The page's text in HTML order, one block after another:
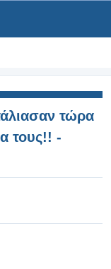
τώρα
τους!! -